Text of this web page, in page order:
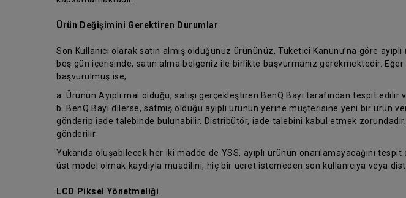
Ürün Değişimini Gerektiren Durumlar
Son Kullanıcı olarak satın almış olduğunuz ürününüz, Tüketici Kanunu’na göre
beş gün içerisinde, satın alma belgeniz ile birlikte başvurmanız gerekmektedir.
başvurulmuş ise;
a. Ürünün Ayıplı mal olduğu, satışı gerçekleştiren BenQ Bayi tarafından tespit
b. BenQ Bayi dilerse, satmış olduğu ayıplı ürünün yerine müşterisine yeni bir ürün
gönderip iade talebinde bulunabilir. Distribütör, iade talebini kabul etmek
gönderilir.
Yukarıda oluşabilecek her iki madde de YSS, ayıplı ürünün onarılamayacağını
üst model olmak kaydıyla muadilini, hiç bir ücret istemeden son kullanıcıya veya
LCD Piksel Yönetmeliği